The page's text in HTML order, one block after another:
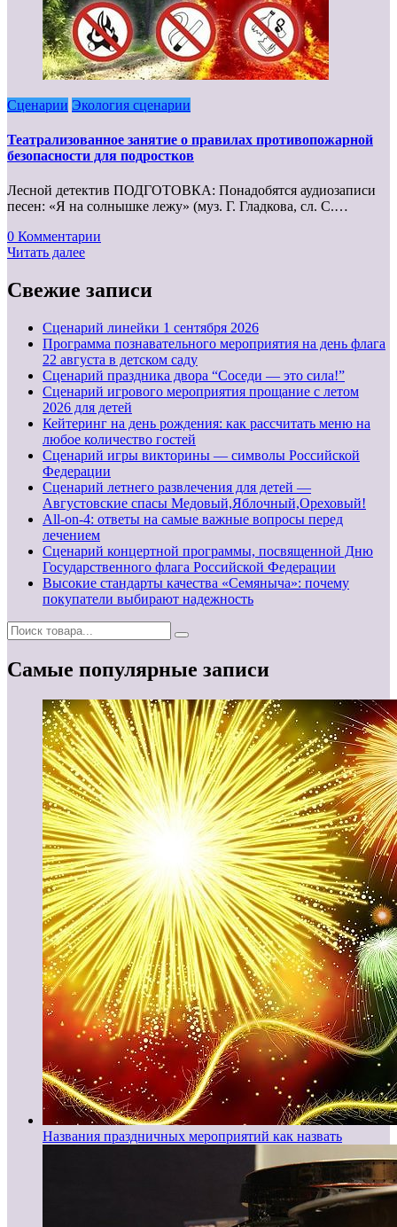
Сценарии Экология сценарии
Театрализованное занятие о правилах противопожарной
безопасности для подростков
Лесной детектив ПОДГОТОВКА: Понадобятся аудиозаписи
песен: «Я на солнышке лежу» (муз. Г. Гладкова, сл. С.…
0 Комментарии
Читать далее
Свежие записи
Cценарий линейки 1 сентября 2026
Программа познавательного мероприятия на день флага
22 августа в детском саду
Сценарий праздника двора “Соседи — это сила!”
Сценарий игрового мероприятия прощание с летом
2026 для детей
Кейтеринг на день рождения: как рассчитать меню на
любое количество гостей
Сценарий игры викторины — символы Российской
Федерации
Сценарий летнего развлечения для детей —
Августовские спасы Медовый,Яблочный,Ореховый!
All-on-4: ответы на самые важные вопросы перед
лечением
Сценарий концертной программы, посвященной Дню
Государственного флага Российской Федерации
Высокие стандарты качества «Семяныча»: почему
покупатели выбирают надежность
Самые популярные записи
Названия праздничных мероприятий как назвать